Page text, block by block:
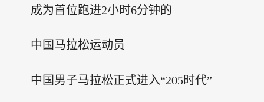
成为首位跑进2小时6分钟的
中国马拉松运动员
中国男子马拉松正式进入“205时代”